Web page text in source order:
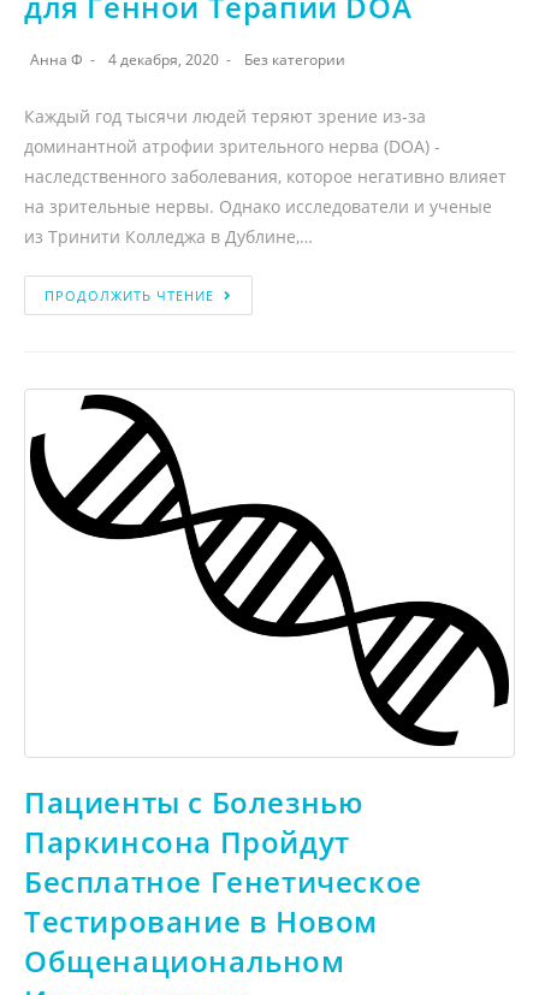
Анна Ф 4 декабря, 2020 Без категории
Каждый год тысячи людей теряют зрение из-за
доминантной атрофии зрительного нерва (DOA) -
наследственного заболевания, которое негативно влияет
на зрительные нервы. Однако исследователи и ученые
из Тринити Колледжа в Дублине,…
ПРОДОЛЖИТЬ ЧТЕНИЕ
Пациенты с Болезнью
Паркинсона Пройдут
Бесплатное Генетическое
Тестирование в Новом
Общенациональном